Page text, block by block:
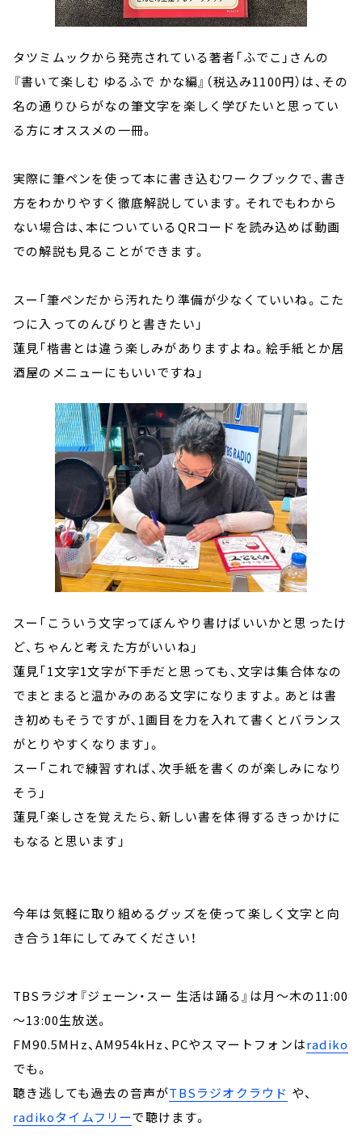
タツミムックから発売されている著者「ふでこ」さんの
『書いて楽しむ ゆるふで かな編』（税込み1100円）は、その
名の通りひらがなの筆文字を楽しく学びたいと思ってい
る方にオススメの一冊。
実際に筆ペンを使って本に書き込むワークブックで、書き
方をわかりやすく徹底解説しています。それでもわから
ない場合は、本についているQRコードを読み込めば動画
での解説も見ることができます。
スー「筆ペンだから汚れたり準備が少なくていいね。こた
つに入ってのんびりと書きたい」
蓮見「楷書とは違う楽しみがありますよね。絵手紙とか居
酒屋のメニューにもいいですね」
スー「こういう文字ってぼんやり書けばいいかと思ったけ
ど、ちゃんと考えた方がいいね」
蓮見「1文字1文字が下手だと思っても、文字は集合体なの
でまとまると温かみのある文字になりますよ。あとは書
き初めもそうですが、1画目を力を入れて書くとバランス
がとりやすくなります」。
スー「これで練習すれば、次手紙を書くのが楽しみになり
そう」
蓮見「楽しさを覚えたら、新しい書を体得するきっかけに
もなると思います」
今年は気軽に取り組めるグッズを使って楽しく文字と向
き合う1年にしてみてください！
TBSラジオ『ジェーン・スー 生活は踊る』は月～木の11:00
～13:00生放送。
FM90.5MHz、AM954kHz、PCやスマートフォンはradiko
でも。
聴き逃しても過去の音声がTBSラジオクラウド や、
radikoタイムフリーで聴けます。